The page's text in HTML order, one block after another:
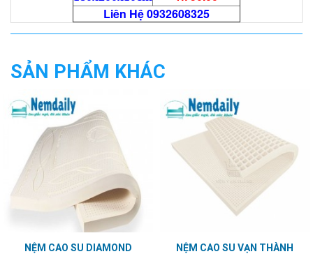
Liên Hệ 0932608325
SẢN PHẨM KHÁC
NỆM CAO SU DIAMOND
NỆM CAO SU VẠN THÀNH